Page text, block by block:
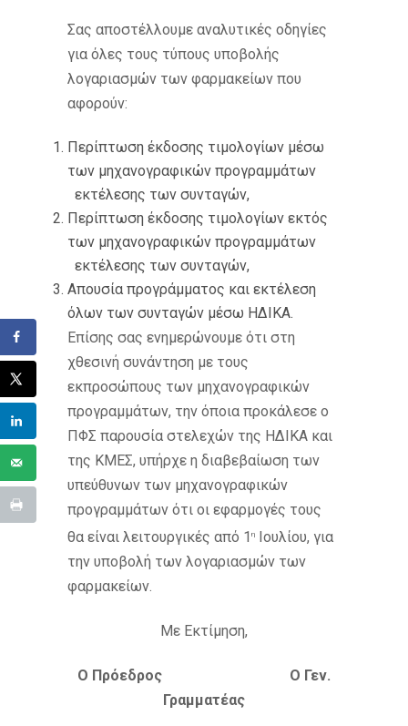
Σας αποστέλλουμε αναλυτικές οδηγίες
για όλες τους τύπους υποβολής
λογαριασμών των φαρμακείων που
αφορούν:
Περίπτωση έκδοσης τιμολογίων μέσω
των μηχανογραφικών προγραμμάτων
εκτέλεσης των συνταγών,
Περίπτωση έκδοσης τιμολογίων εκτός
των μηχανογραφικών προγραμμάτων
εκτέλεσης των συνταγών,
Απουσία προγράμματος και εκτέλεση
όλων των συνταγών μέσω ΗΔΙΚΑ.
Επίσης σας ενημερώνουμε ότι στη
χθεσινή συνάντηση με τους
εκπροσώπους των μηχανογραφικών
προγραμμάτων, την όποια προκάλεσε ο
ΠΦΣ παρουσία στελεχών της ΗΔΙΚΑ και
της ΚΜΕΣ, υπήρχε η διαβεβαίωση των
υπεύθυνων των μηχανογραφικών
προγραμμάτων ότι οι εφαρμογές τους
θα είναι λειτουργικές από 1 η
Ιουλίου, για
την υποβολή των λογαριασμών των
φαρμακείων.
Με Εκτίμηση,
Ο Πρόεδρος Ο Γεν.
Γραμματέας